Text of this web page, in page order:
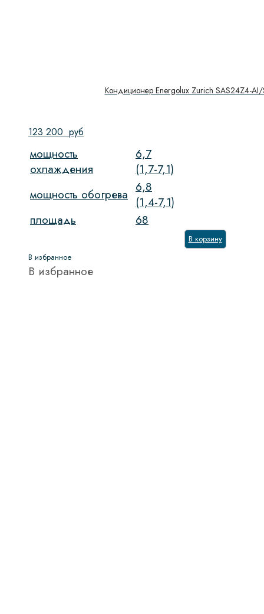
Кондиционер Energolux Zurich SAS24Z4-
123 200 руб
мощность
охлаждения
6,7
(1,7-7,1)
мощность обогрева 6,8
(1,4-7,1)
площадь
68
В корзину
В избранное
В избранное